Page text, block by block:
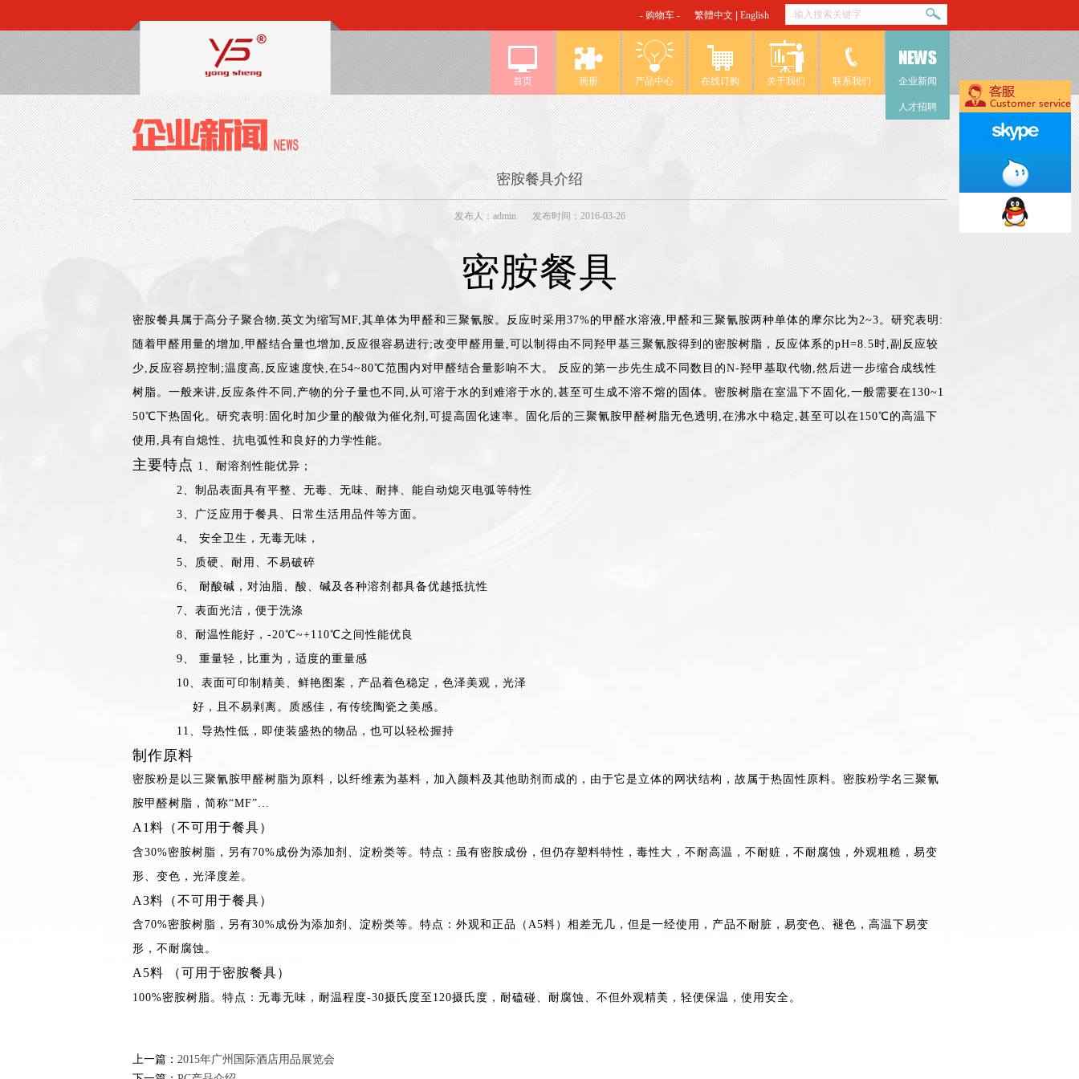
- 购物车 - 繁體中文 English
首页 画册 产品中心 在线订购 关于我们 联系我们 企业新闻
人才招聘
密胺餐具介绍
发布人：admin 发布时间：2016-03-26
密胺餐具
密胺餐具属于高分子聚合物,英文为缩写MF,其单体为甲醛和三聚氰胺。反应时采用37%的甲醛水溶液,甲醛和三聚氰胺两种单体的摩尔比为2~3。研究表明:
随着甲醛用量的增加,甲醛结合量也增加,反应很容易进行;改变甲醛用量,可以制得由不同羟甲基三聚氰胺得到的密胺树脂，反应体系的pH=8.5时,副反应较
少,反应容易控制;温度高,反应速度快,在54~80℃范围内对甲醛结合量影响不大。 反应的第一步先生成不同数目的N-羟甲基取代物,然后进一步缩合成线性
树脂。一般来讲,反应条件不同,产物的分子量也不同,从可溶于水的到难溶于水的,甚至可生成不溶不熔的固体。密胺树脂在室温下不固化,一般需要在130~1
50℃下热固化。研究表明:固化时加少量的酸做为催化剂,可提高固化速率。固化后的三聚氰胺甲醛树脂无色透明,在沸水中稳定,甚至可以在150℃的高温下
使用,具有自熄性、抗电弧性和良好的力学性能。
主要特点 1、耐溶剂性能优异；
2、制品表面具有平整、无毒、无味、耐摔、能自动熄灭电弧等特性
3、广泛应用于餐具、日常生活用品件等方面。
4、 安全卫生，无毒无味，
5、质硬、耐用、不易破碎
6、 耐酸碱，对油脂、酸、碱及各种溶剂都具备优越抵抗性
7、表面光洁，便于洗涤
8、耐温性能好，-20℃~+110℃之间性能优良
9、 重量轻，比重为，适度的重量感
10、表面可印制精美、鲜艳图案，产品着色稳定，色泽美观，光泽
好，且不易剥离。质感佳，有传统陶瓷之美感。
11、导热性低，即使装盛热的物品，也可以轻松握持
制作原料
密胺粉是以三聚氰胺甲醛树脂为原料，以纤维素为基料，加入颜料及其他助剂而成的，由于它是立体的网状结构，故属于热固性原料。密胺粉学名三聚氰
胺甲醛树脂，简称“MF”…
A1料（不可用于餐具）
含30%密胺树脂，另有70%成份为添加剂、淀粉类等。特点：虽有密胺成份，但仍存塑料特性，毒性大，不耐高温，不耐赃，不耐腐蚀，外观粗糙，易变
形、变色，光泽度差。
A3料（不可用于餐具）
含70%密胺树脂，另有30%成份为添加剂、淀粉类等。特点：外观和正品（A5料）相差无几，但是一经使用，产品不耐脏，易变色、褪色，高温下易变
形，不耐腐蚀。
A5料 （可用于密胺餐具）
100%密胺树脂。特点：无毒无味，耐温程度-30摄氏度至120摄氏度，耐磕碰、耐腐蚀、不但外观精美，轻便保温，使用安全。
上一篇： 2015年广州国际酒店用品展览会